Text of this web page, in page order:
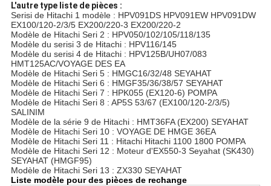
L'autre type liste de pièces :
Serisi de Hitachi 1 modèle : HPV091DS HPV091EW HPV091DW
EX100/120-2/3/5 EX200/220-3 EX200/220-2
Modèle de Hitachi Seri 2 : HPV050/102/105/118/135
Modèle du serisi 3 de Hitachi : HPV116/145
Modèle du serisi 4 de Hitachi : HPV125B/UH07/083
HMT125AC/VOYAGE DES EA
Modèle de Hitachi Seri 5 : HMGC16/32/48 SEYAHAT
Modèle de Hitachi Seri 6 : HMGF35/36/38/57 SEYAHAT
Modèle de Hitachi Seri 7 : HPK055 (EX120-6) POMPA
Modèle de Hitachi Seri 8 : AP5S 53/67 (EX100/120-2/3/5)
SALINIM
Modèle de la série 9 de Hitachi : HMT36FA (EX200) SEYAHAT
Modèle de Hitachi Seri 10 : VOYAGE DE HMGE 36EA
Modèle de Hitachi Seri 11 : Hitachi Hitachi 1100 1800 POMPA
Modèle de Hitachi Seri 12 : Moteur d'EX550-3 Seyahat (SK430)
SEYAHAT (HMGF95)
Modèle de Hitachi Seri 13 : ZX330 SEYAHAT
Liste modèle pour des pièces de rechange